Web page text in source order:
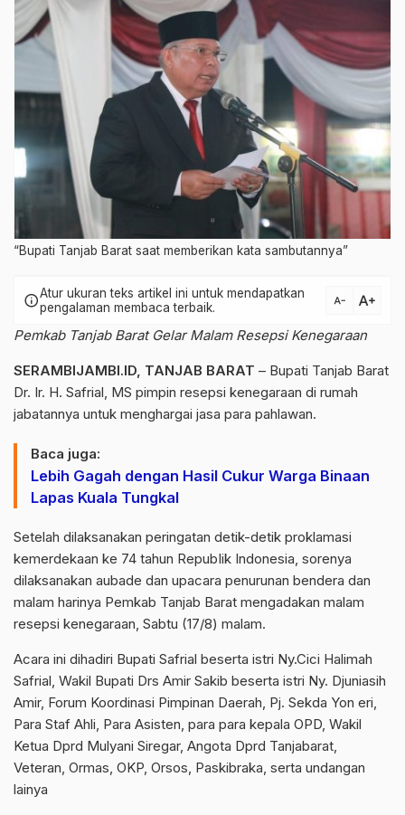
“Bupati Tanjab Barat saat memberikan kata sambutannya”
infoAtur ukuran teks artikel ini untuk mendapatkan
pengalaman membaca terbaik.
text_decrease text_increase
Pemkab Tanjab Barat Gelar Malam Resepsi Kenegaraan
SERAMBIJAMBI.ID, TANJAB BARAT – Bupati Tanjab Barat
Dr. Ir. H. Safrial, MS pimpin resepsi kenegaraan di rumah
jabatannya untuk menghargai jasa para pahlawan.
Baca juga:
Lebih Gagah dengan Hasil Cukur Warga Binaan
Lapas Kuala Tungkal
Setelah dilaksanakan peringatan detik-detik proklamasi
kemerdekaan ke 74 tahun RepubIik Indonesia, sorenya
dilaksanakan aubade dan upacara penurunan bendera dan
malam harinya Pemkab Tanjab Barat mengadakan malam
resepsi kenegaraan, Sabtu (17/8) malam.
Acara ini dihadiri Bupati Safrial beserta istri Ny.Cici Halimah
Safrial, Wakil Bupati Drs Amir Sakib beserta istri Ny. Djuniasih
Amir, Forum Koordinasi Pimpinan Daerah, Pj. Sekda Yon eri,
Para Staf Ahli, Para Asisten, para para kepala OPD, Wakil
Ketua Dprd Mulyani Siregar, Angota Dprd Tanjabarat,
Veteran, Ormas, OKP, Orsos, Paskibraka, serta undangan
lainya